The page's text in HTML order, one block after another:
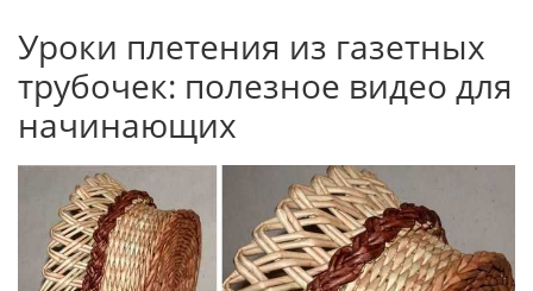
Уроки плетения из газетных
трубочек: полезное видео для
начинающих